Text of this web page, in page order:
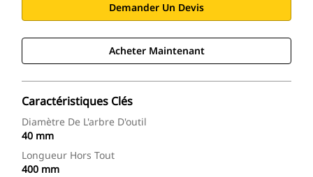
Demander Un Devis
Acheter Maintenant
Caractéristiques Clés
Diamètre De L'arbre D'outil
40 mm
Longueur Hors Tout
400 mm